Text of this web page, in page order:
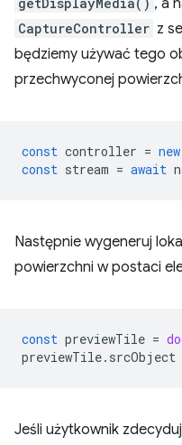
, a
CaptureController z
będziemy używać tego
przechwyconej
const controller = new
const stream = await
Następnie wygeneruj
powierzchni w postaci
const previewTile =
previewTile. srcObject
Jeśli użytkownik